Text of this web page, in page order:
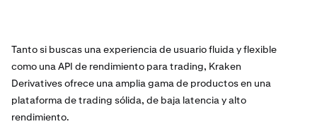
Tanto si buscas una experiencia de usuario fluida y flexible
como una API de rendimiento para trading, Kraken
Derivatives ofrece una amplia gama de productos en una
plataforma de trading sólida, de baja latencia y alto
rendimiento.